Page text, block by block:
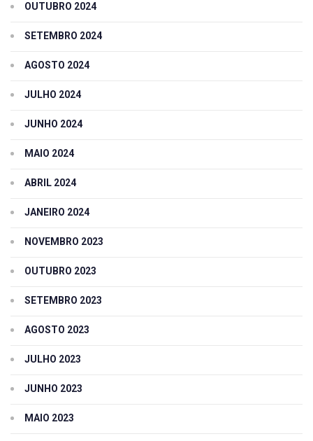
OUTUBRO 2024
SETEMBRO 2024
AGOSTO 2024
JULHO 2024
JUNHO 2024
MAIO 2024
ABRIL 2024
JANEIRO 2024
NOVEMBRO 2023
OUTUBRO 2023
SETEMBRO 2023
AGOSTO 2023
JULHO 2023
JUNHO 2023
MAIO 2023